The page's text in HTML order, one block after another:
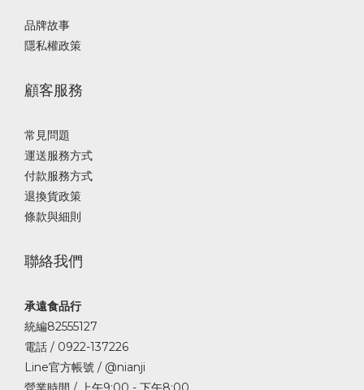
品牌故事
隱私權政策
顧客服務
常見問題
運送服務方式
付款服務方式
退換貨政策
條款與細則
聯絡我們
承遠食品行
統編82555127
電話 / 0922-137226
Line官方帳號 / @nianji